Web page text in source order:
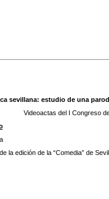
sevillana: estudio de una
Videoactas del I Congreso
la edición de la “Comedia” de